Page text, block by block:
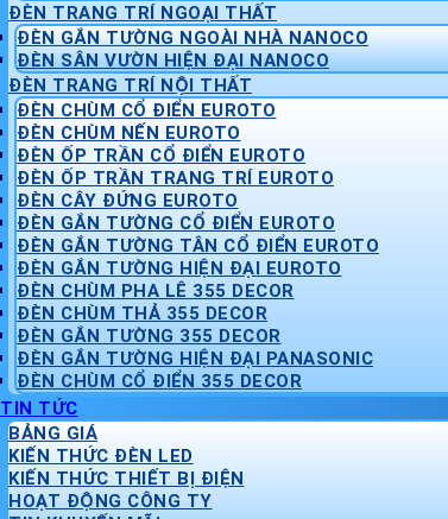
ĐÈN TRANG TRÍ NGOẠI THẤT
ĐÈN GẮN TƯỜNG NGOÀI NHÀ NANOCO
ĐÈN SÂN VƯỜN HIỆN ĐẠI NANOCO
ĐÈN TRANG TRÍ NỘI THẤT
ĐÈN CHÙM CỔ ĐIỂN EUROTO
ĐÈN CHÙM NẾN EUROTO
ĐÈN ỐP TRẦN CỔ ĐIỂN EUROTO
ĐÈN ỐP TRẦN TRANG TRÍ EUROTO
ĐÈN CÂY ĐỨNG EUROTO
ĐÈN GẮN TƯỜNG CỔ ĐIỂN EUROTO
ĐÈN GẮN TƯỜNG TÂN CỔ ĐIỂN EUROTO
ĐÈN GẮN TƯỜNG HIỆN ĐẠI EUROTO
ĐÈN CHÙM PHA LÊ 355 DECOR
ĐÈN CHÙM THẢ 355 DECOR
ĐÈN GẮN TƯỜNG 355 DECOR
ĐÈN GẮN TƯỜNG HIỆN ĐẠI PANASONIC
ĐÈN CHÙM CỔ ĐIỂN 355 DECOR
TIN TỨC
BẢNG GIÁ
KIẾN THỨC ĐÈN LED
KIẾN THỨC THIẾT BỊ ĐIỆN
HOẠT ĐỘNG CÔNG TY